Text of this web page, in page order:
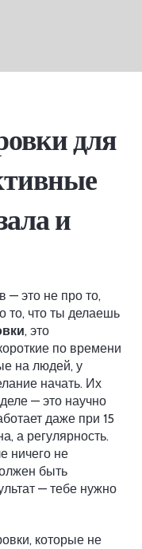
для
и
— это не про то,
то, что ты делаешь
, это
по времени
на людей, у
начать. Их
— это научно
даже при 15
а регулярность.
ничего не
быть
— тебе нужно
которые не